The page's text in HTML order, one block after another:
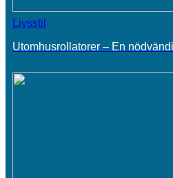
Livsstil
Utomhusrollatorer – En